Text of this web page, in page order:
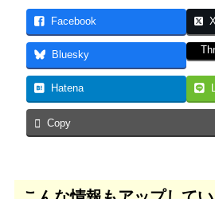
Facebook X
Bluesky
Hatena
Copy